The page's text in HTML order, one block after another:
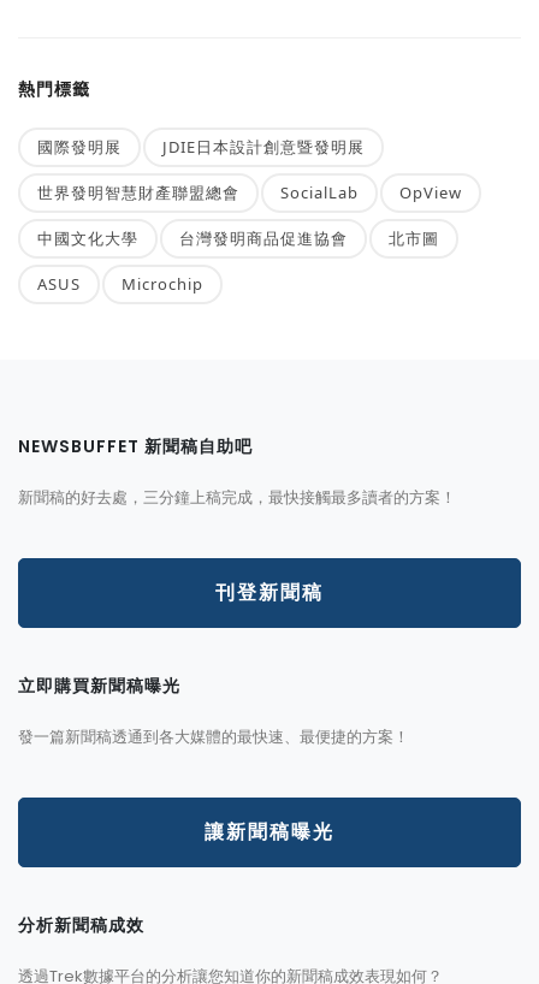
熱門標籤
國際發明展 JDIE日本設計創意暨發明展
世界發明智慧財產聯盟總會 SocialLab OpView
中國文化大學 台灣發明商品促進協會 北市圖
ASUS Microchip
NEWSBUFFET 新聞稿自助吧
新聞稿的好去處，三分鐘上稿完成，最快接觸最多讀者的方案！
刊登新聞稿
立即購買新聞稿曝光
發一篇新聞稿透通到各大媒體的最快速、最便捷的方案！
讓新聞稿曝光
分析新聞稿成效
透過Trek數據平台的分析讓您知道你的新聞稿成效表現如何？